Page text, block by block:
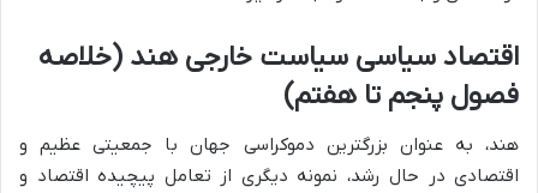
اقتصاد سیاسی سیاست خارجی هند (خلاصه
فصول پنجم تا هفتم)
هند، به عنوان بزرگترین دموکراسی جهان با جمعیتی عظیم و
اقتصادی در حال رشد، نمونه دیگری از تعامل پیچیده اقتصاد و